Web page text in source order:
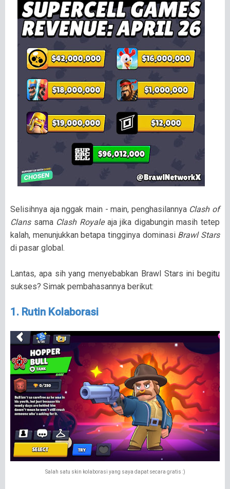
Selisihnya aja nggak main - main, penghasilannya Clash of
Clanssama Clash Royale aja jika digabungin masih tetep
kalah, menunjukkan betapa tingginya dominasi Brawl Stars
di pasar global.
Lantas, apa sih yang menyebabkan Brawl Stars ini begitu
sukses? Simak pembahasannya berikut:
1. Rutin Kolaborasi
Salah satu skin kolaborasi yang saya dapat secara gratis :)